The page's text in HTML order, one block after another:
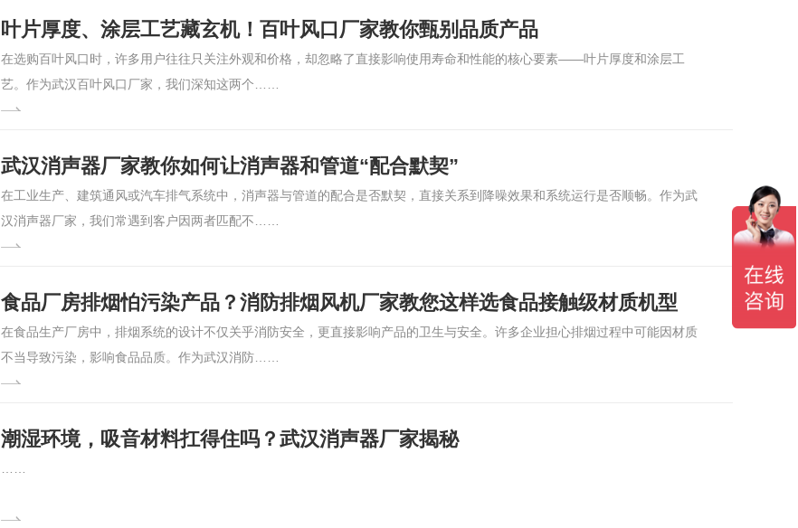
叶片厚度、涂层工艺藏玄机！百叶风口厂家教你甄别品质产品
在选购百叶风口时，许多用户往往只关注外观和价格，却忽略了直接影响使用寿命和性能的核心要素——叶片厚度和涂层工
艺。作为武汉百叶风口厂家​，我们深知这两个……
武汉消声器厂家教你如何让消声器和管道“配合默契”
在工业生产、建筑通风或汽车排气系统中，消声器与管道的配合是否默契，直接关系到降噪效果和系统运行是否顺畅。作为武
汉消声器厂家，我们常遇到客户因两者匹配不……
食品厂房排烟怕污染产品？消防排烟风机厂家教您这样选食品接触级材质机型
在食品生产厂房中，排烟系统的设计不仅关乎消防安全，更直接影响产品的卫生与安全。许多企业担心排烟过程中可能因材质
不当导致污染，影响食品品质。作为武汉消防……
潮湿环境，吸音材料扛得住吗？武汉消声器厂家揭秘